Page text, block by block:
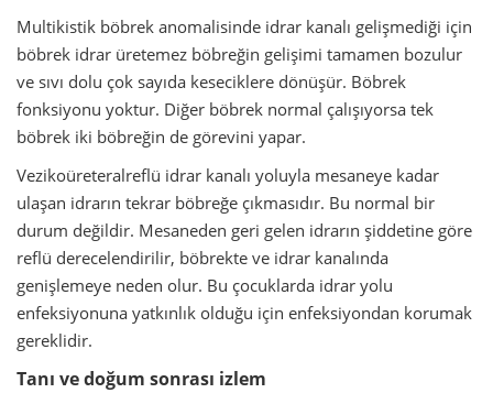
Multikistik böbrek anomalisinde idrar kanalı gelişmediği için
böbrek idrar üretemez böbreğin gelişimi tamamen bozulur
ve sıvı dolu çok sayıda keseciklere dönüşür. Böbrek
fonksiyonu yoktur. Diğer böbrek normal çalışıyorsa tek
böbrek iki böbreğin de görevini yapar.
Vezikoüreteralreflü idrar kanalı yoluyla mesaneye kadar
ulaşan idrarın tekrar böbreğe çıkmasıdır. Bu normal bir
durum değildir. Mesaneden geri gelen idrarın şiddetine göre
reflü derecelendirilir, böbrekte ve idrar kanalında
genişlemeye neden olur. Bu çocuklarda idrar yolu
enfeksiyonuna yatkınlık olduğu için enfeksiyondan korumak
gereklidir.
Tanı ve doğum sonrası izlem